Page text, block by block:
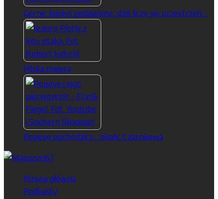
Górne: kiedyś podzielone, dziś liczy się przestrzeń…
Pilska riwiera
Popeye pochodził z… okolic Czarnkowa
Strona główna
Podkasty